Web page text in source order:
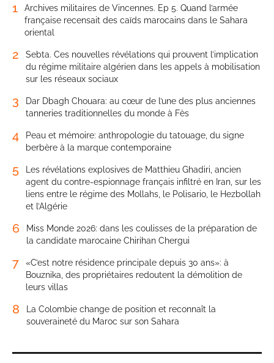
1
Archives militaires de Vincennes. Ep 5. Quand l’armée
française recensait des caïds marocains dans le Sahara
oriental
2
Sebta. Ces nouvelles révélations qui prouvent l’implication
du régime militaire algérien dans les appels à mobilisation
sur les réseaux sociaux
3
Dar Dbagh Chouara: au cœur de l’une des plus anciennes
tanneries traditionnelles du monde à Fès
4
Peau et mémoire: anthropologie du tatouage, du signe
berbère à la marque contemporaine
5
Les révélations explosives de Matthieu Ghadiri, ancien
agent du contre-espionnage français infiltré en Iran, sur les
liens entre le régime des Mollahs, le Polisario, le Hezbollah
et l’Algérie
6
Miss Monde 2026: dans les coulisses de la préparation de
la candidate marocaine Chirihan Chergui
7
«C’est notre résidence principale depuis 30 ans»: à
Bouznika, des propriétaires redoutent la démolition de
leurs villas
8
La Colombie change de position et reconnaît la
souveraineté du Maroc sur son Sahara